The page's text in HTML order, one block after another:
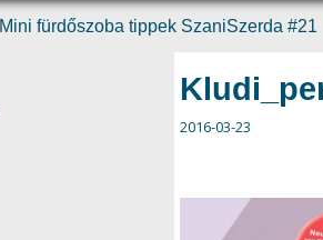
Mini fürdőszoba tippek SzaniSzerda #21
2016-03-23